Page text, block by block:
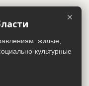
в качестве
строительства,
Строительный
названия
номера квартала
×
жилые,
культурные